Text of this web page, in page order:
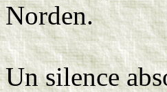
Norden.
Un silence